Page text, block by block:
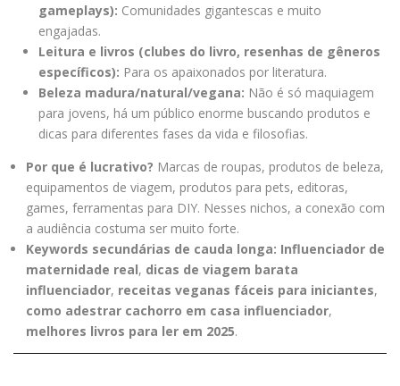
gameplays): Comunidades gigantescas e muito
engajadas.
Leitura e livros (clubes do livro, resenhas de gêneros
específicos): Para os apaixonados por literatura.
Beleza madura/natural/vegana: Não é só maquiagem
para jovens, há um público enorme buscando produtos e
dicas para diferentes fases da vida e filosofias.
Por que é lucrativo? Marcas de roupas, produtos de beleza,
equipamentos de viagem, produtos para pets, editoras,
games, ferramentas para DIY. Nesses nichos, a conexão com
a audiência costuma ser muito forte.
Keywords secundárias de cauda longa: Influenciador de
maternidade real, dicas de viagem barata
influenciador, receitas veganas fáceis para iniciantes,
como adestrar cachorro em casa influenciador,
melhores livros para ler em 2025.